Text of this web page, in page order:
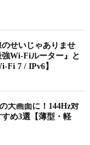
のせいじゃありませ
Wi-Fiルーター』と
Fi 7 / IPv6】
大画面に！144Hz対
め3選【薄型・軽